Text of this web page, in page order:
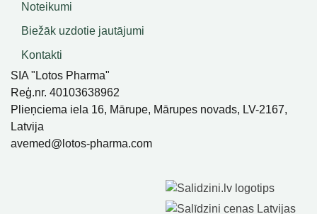
Noteikumi
Biežāk uzdotie jautājumi
Kontakti
SIA "Lotos Pharma"
Reģ.nr. 40103638962
Plieņciema iela 16, Mārupe, Mārupes novads, LV-2167,
Latvija
avemed@lotos-pharma.com